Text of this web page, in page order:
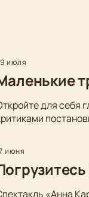
июля
для себя
июня
«Анна